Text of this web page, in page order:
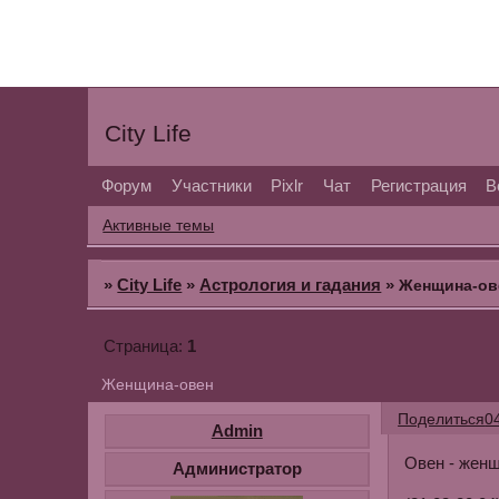
City Life
Форум Участники Pixlr Чат Регистрация
Активные темы
»City Life » Астрология и гадания »Женщина-
Женщина-овен
Страница: 1
Поделиться
Admin
Администратор Овен -